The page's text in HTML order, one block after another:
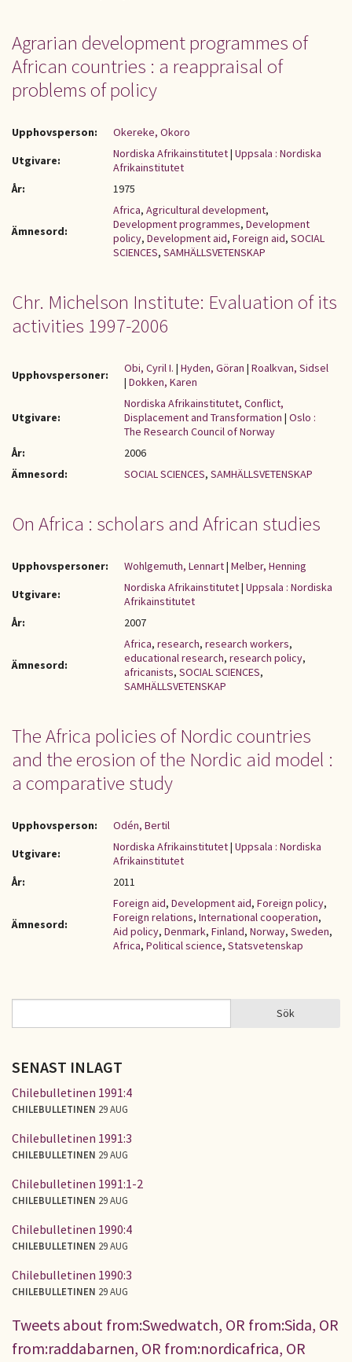
Agrarian development programmes of
African countries : a reappraisal of
problems of policy
Upphovsperson:
Okereke, Okoro
Utgivare:
Nordiska Afrikainstitutet| Uppsala : Nordiska
Afrikainstitutet
År:
1975
Ämnesord:
Africa, Agricultural development,
Development programmes, Development
policy, Development aid, Foreign aid, SOCIAL
SCIENCES, SAMHÄLLSVETENSKAP
Chr. Michelson Institute: Evaluation of its
activities 1997-2006
Upphovspersoner: Obi, Cyril I. | Hyden, Göran | Roalkvan, Sidsel
| Dokken, Karen
Utgivare:
Nordiska Afrikainstitutet, Conflict,
Displacement and Transformation | Oslo :
The Research Council of Norway
År:
2006
Ämnesord:
SOCIAL SCIENCES, SAMHÄLLSVETENSKAP
On Africa : scholars and African studies
Upphovspersoner: Wohlgemuth, Lennart| Melber, Henning
Utgivare:
Nordiska Afrikainstitutet| Uppsala : Nordiska
Afrikainstitutet
År:
2007
Ämnesord:
Africa, research, research workers,
educational research, research policy,
africanists, SOCIAL SCIENCES,
SAMHÄLLSVETENSKAP
The Africa policies of Nordic countries
and the erosion of the Nordic aid model :
a comparative study
Upphovsperson:
Odén, Bertil
Utgivare:
Nordiska Afrikainstitutet| Uppsala : Nordiska
Afrikainstitutet
År:
2011
Ämnesord:
Foreign aid, Development aid, Foreign policy,
Foreign relations, International cooperation,
Aid policy, Denmark, Finland, Norway, Sweden,
Africa, Political science, Statsvetenskap
SÖKFORMULÄR Sök
SENAST INLAGT
Chilebulletinen 1991:4
CHILEBULLETINEN 29 AUG
Chilebulletinen 1991:3
CHILEBULLETINEN 29 AUG
Chilebulletinen 1991:1-2
CHILEBULLETINEN 29 AUG
Chilebulletinen 1990:4
CHILEBULLETINEN 29 AUG
Chilebulletinen 1990:3
CHILEBULLETINEN 29 AUG
Tweets about from:Swedwatch, OR from:Sida, OR
from:raddabarnen, OR from:nordicafrica, OR